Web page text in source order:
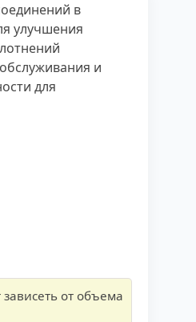
в
улучшения
и
для
от объема